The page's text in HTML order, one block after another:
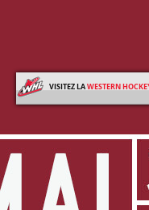
VISITEZ LAWESTERN